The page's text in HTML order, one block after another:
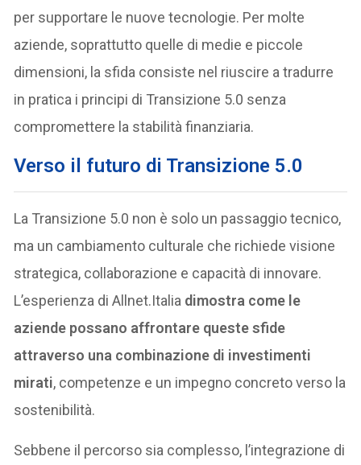
per supportare le nuove tecnologie. Per molte
aziende, soprattutto quelle di medie e piccole
dimensioni, la sfida consiste nel riuscire a tradurre
in pratica i principi di Transizione 5.0 senza
compromettere la stabilità finanziaria.
Verso il futuro di Transizione 5.0
La Transizione 5.0 non è solo un passaggio tecnico,
ma un cambiamento culturale che richiede visione
strategica, collaborazione e capacità di innovare.
L’esperienza di Allnet.Italia dimostra come le
aziende possano affrontare queste sfide
attraverso una combinazione di investimenti
mirati, competenze e un impegno concreto verso la
sostenibilità.
Sebbene il percorso sia complesso, l’integrazione di